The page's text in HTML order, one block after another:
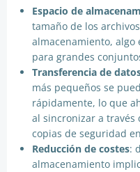
Espacio de
tamaño de los
almacenamiento,
para grandes
Transferencia de
más pequeños se
rápidamente, lo que
al sincronizar a
copias de seguridad
Reducción de costes:
almacenamiento